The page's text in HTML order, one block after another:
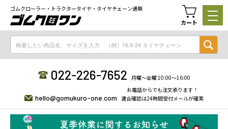
ゴムクローラー・トラクタータイヤ・タイヤチェーン通販
カート
022-226-7652 月曜〜金曜 10:00〜16:00
hello@gomukuro-one.com
お電話からでも注文承ります！
適合確認は24時間受付メールが確実